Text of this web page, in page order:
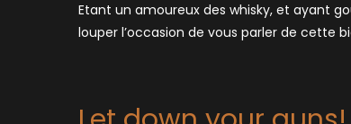
Etant un amoureux des whisky, et ayant
louper l’occasion de vous parler de cette